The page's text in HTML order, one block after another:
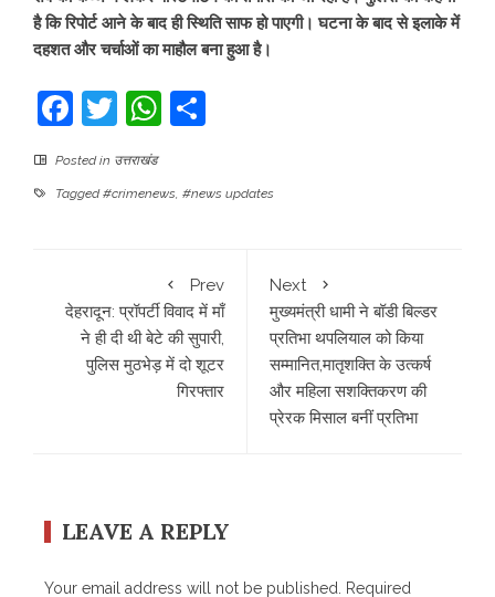
है कि रिपोर्ट आने के बाद ही स्थिति साफ हो पाएगी। घटना के बाद से इलाके में
दहशत और चर्चाओं का माहौल बना हुआ है।
Facebook
TwitterWhatsApp
Posted in उत्तराखंड
Tagged#crimenews, #news updates
Prev
देहरादून: प्रॉपर्टी विवाद में माँ
ने ही दी थी बेटे की सुपारी,
पुलिस मुठभेड़ में दो शूटर
गिरफ्तार
Next
मुख्यमंत्री धामी ने बॉडी बिल्डर
प्रतिभा थपलियाल को किया
सम्मानित,मातृशक्ति के उत्कर्ष
और महिला सशक्तिकरण की
प्रेरक मिसाल बनीं प्रतिभा
LEAVE A REPLY
Your email address will not be published.
Required